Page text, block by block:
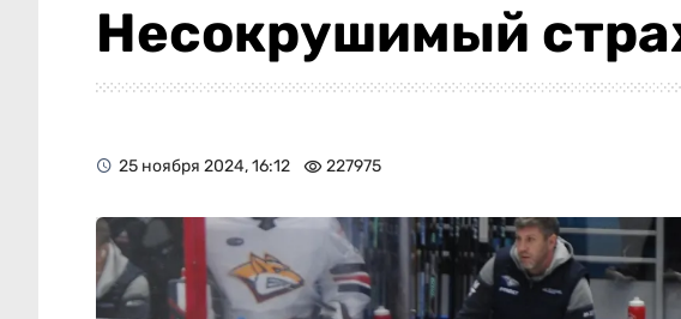
Несокрушимый
25 ноября 2024, 16:12 227975